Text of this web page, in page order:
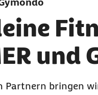
und
Partnern bringen